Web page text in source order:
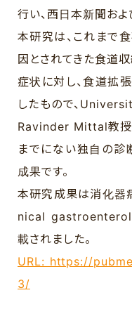
行い、西日本新聞お
本研究は、これまで
因とされてきた食道
症状に対し、食道拡
したもので、
Ravinder Mittal教授
までにない独自の
成果です。
本研究成果は消化器
nical
載されました。
URL: https://
3/